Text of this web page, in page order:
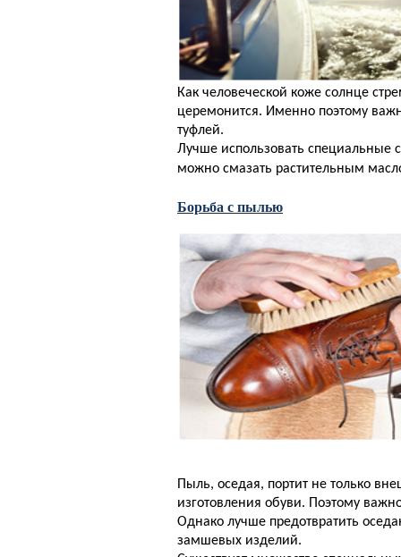
Как человеческой коже солнце
церемонится. Именно поэтому
туфлей.
Лучше использовать специальные
можно смазать растительным
Борьба с пылью
Пыль, оседая, портит не только
изготовления обуви. Поэтому
Однако лучше предотвратить
замшевых изделий.